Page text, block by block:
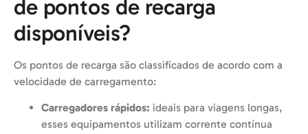
de pontos de recarga
disponíveis?
Os pontos de recarga são classificados de acordo com a
velocidade de carregamento:
Carregadores rápidos: ideais para viagens longas,
esses equipamentos utilizam corrente contínua